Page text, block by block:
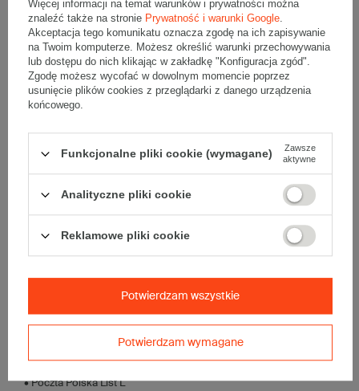
Komplet szarych kartonów fasonowych - 20 szt.
Wymiary zewnętrzne: 200x150x60mm (długość x szerokość x
wysokość)
Opakowanie wykonane jest z tektury falistej 3-warstwowej, fala E
340 g/m2
Wymiary
• wewnętrzne:192x144x56 mm
• pojemność:1 l
• tektura falista:3-warstwowa
• fala:E
• gramatura:340 g/m2
• waga jednostkowa (+/-5%):47 g
• typ fefco:F0759
Automatyczne
• Poczta Polska List L
Więcej informacji na temat warunków i prywatności można
znaleźć także na stronie Prywatność i warunki Google.
Akceptacja tego komunikatu oznacza zgodę na ich zapisywanie
na Twoim komputerze. Możesz określić warunki przechowywania
lub dostępu do nich klikając w zakładkę "Konfiguracja zgód".
Zgodę możesz wycofać w dowolnym momencie poprzez
usunięcie plików cookies z przeglądarki z danego urządzenia
końcowego.
Funkcjonalne pliki cookie (wymagane)
Zawsze
aktywne
Analityczne pliki cookie
Reklamowe pliki cookie
Potwierdzam wymagane
Potwierdzam wszystkie